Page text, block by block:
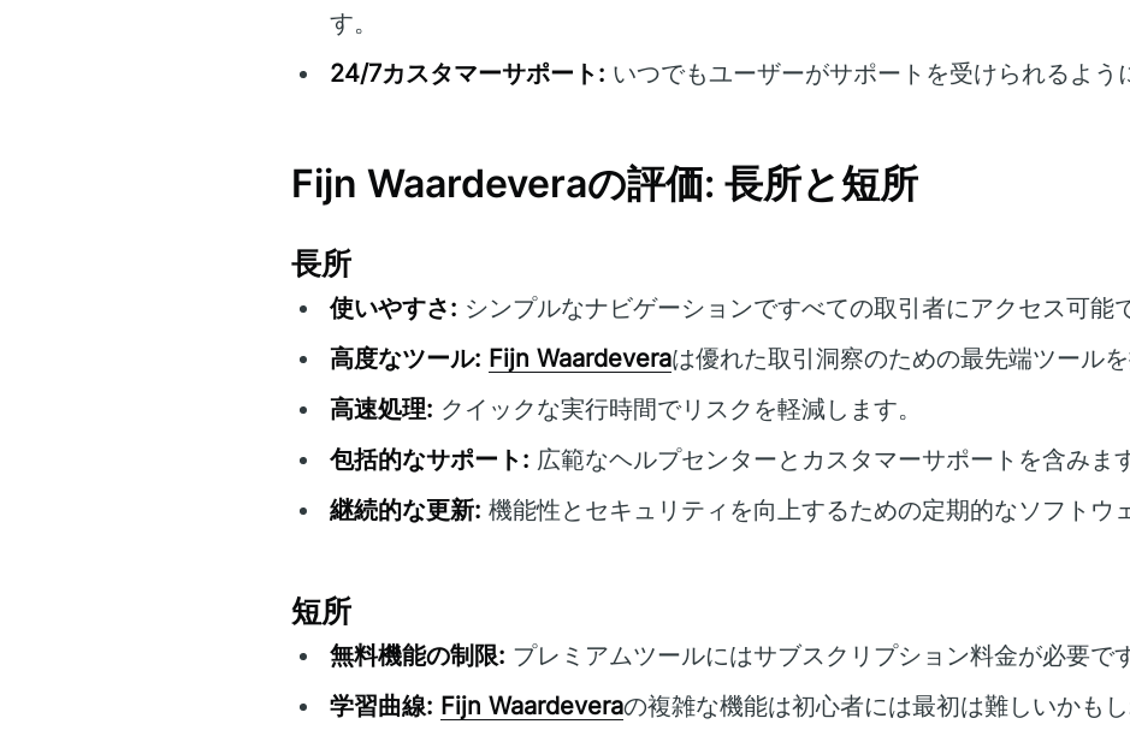
す。
24/7カスタマーサポート: いつでもユーザーがサポートを受けられるよう
Fijn Waardeveraの評価: 長所と短所
長所
使いやすさ: シンプルなナビゲーションですべての取引者にアクセス可能
高度なツール: Fijn Waardeveraは優れた取引洞察のための最先端ツールを
高速処理: クイックな実行時間でリスクを軽減します。
包括的なサポート: 広範なヘルプセンターとカスタマーサポートを含みます
継続的な更新: 機能性とセキュリティを向上するための定期的なソフトウ
短所
無料機能の制限: プレミアムツールにはサブスクリプション料金が必要です
学習曲線: Fijn Waardeveraの複雑な機能は初心者には最初は難しいかもし